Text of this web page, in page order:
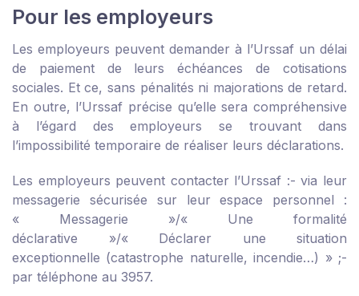
Pour les employeurs
Les employeurs peuvent demander à l’Urssaf un délai
de paiement de leurs échéances de cotisations
sociales. Et ce, sans pénalités ni majorations de retard.
En outre, l’Urssaf précise qu’elle sera compréhensive
à l’égard des employeurs se trouvant dans
l’impossibilité temporaire de réaliser leurs déclarations.
Les employeurs peuvent contacter l’Urssaf :- via leur
messagerie sécurisée sur leur espace personnel :
« Messagerie »/« Une formalité
déclarative »/« Déclarer une situation
exceptionnelle (catastrophe naturelle, incendie…) » ;-
par téléphone au 3957.